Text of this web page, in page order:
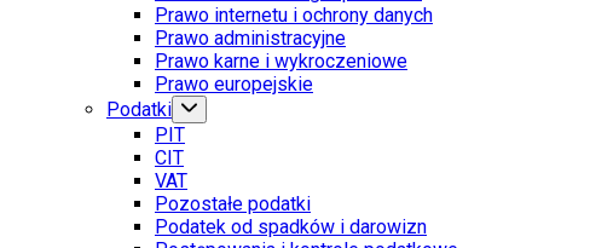
Prawo internetu i ochrony danych
Prawo administracyjne
Prawo karne i wykroczeniowe
Prawo europejskie
Podatki
PIT
CIT
VAT
Pozostałe podatki
Podatek od spadków i darowizn